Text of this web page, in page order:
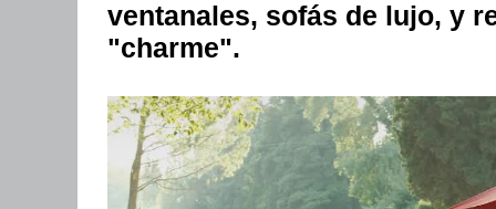
ventanales, sofás de lujo, y
"charme".